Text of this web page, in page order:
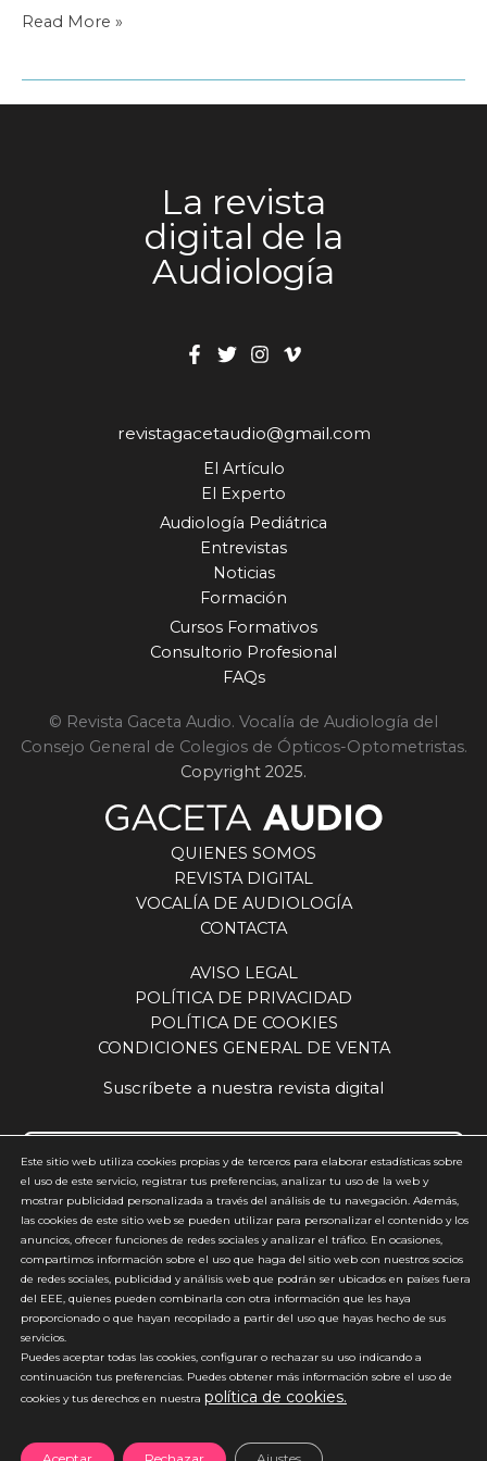
Un
Read More »
La revista
digital de la
Audiología
revistagacetaudio@gmail.com
El Artículo
El Experto
Audiología Pediátrica
Entrevistas
Noticias
Formación
Cursos Formativos
Consultorio Profesional
FAQs
© Revista Gaceta Audio. Vocalía de Audiología del
Consejo General de Colegios de Ópticos-Optometristas.
Copyright 2025.
QUIENES SOMOS
REVISTA DIGITAL
VOCALÍA DE AUDIOLOGÍA
CONTACTA
AVISO LEGAL
POLÍTICA DE PRIVACIDAD
POLÍTICA DE COOKIES
CONDICIONES GENERAL DE VENTA
Suscríbete a nuestra revista digital
Acepto y estoy de acuerdo con lapolítica de privacidad(requerido)
*
*No enviamos spam
Este sitio web utiliza cookies propias y de terceros para elaborar estadísticas sobre
el uso de este servicio, registrar tus preferencias, analizar tu uso de la web y
mostrar publicidad personalizada a través del análisis de tu navegación. Además,
las cookies de este sitio web se pueden utilizar para personalizar el contenido y los
anuncios, ofrecer funciones de redes sociales y analizar el tráfico. En ocasiones,
compartimos información sobre el uso que haga del sitio web con nuestros socios
de redes sociales, publicidad y análisis web que podrán ser ubicados en países fuera
del EEE, quienes pueden combinarla con otra información que les haya
proporcionado o que hayan recopilado a partir del uso que hayas hecho de sus
servicios.
Puedes aceptar todas las cookies, configurar o rechazar su uso indicando a
continuación tus preferencias. Puedes obtener más información sobre el uso de
cookies y tus derechos en nuestra política de cookies.